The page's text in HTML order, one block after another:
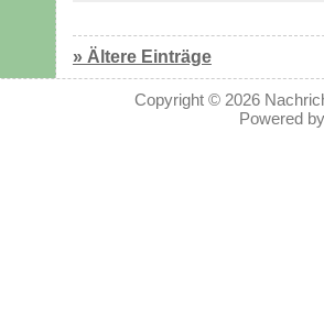
» Ältere Einträge
Copyright © 2026
Powered